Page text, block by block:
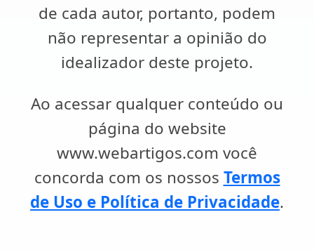
de cada autor, portanto, podem
não representar a opinião do
idealizador deste projeto.
Ao acessar qualquer conteúdo ou
página do website
www.webartigos.com você
concorda com os nossos Termos
de Uso e Política de Privacidade.